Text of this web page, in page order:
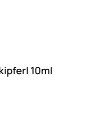
10ml